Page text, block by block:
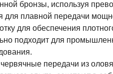
бронзы, используя
для плавной передачи
для обеспечения
подходит для
передачи из